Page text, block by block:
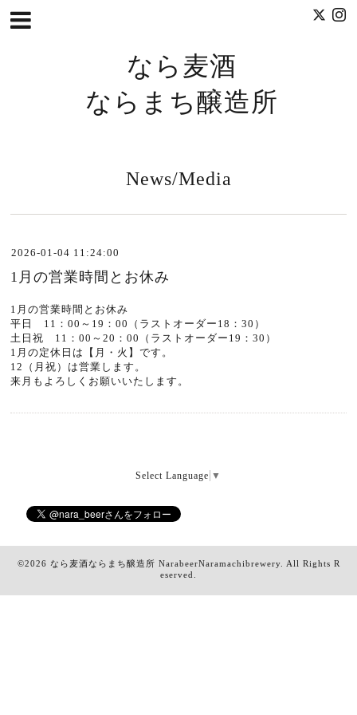
なら麦酒
ならまち醸造所
News/Media
2026-01-04 11:24:00
1月の営業時間とお休み
1月の営業時間とお休み
平日 11：00～19：00（ラストオーダー18：30）
土日祝 11：00～20：00（ラストオーダー19：30）
1月の定休日は【月・火】です。
12（月祝）は営業します。
来月もよろしくお願いいたします。
Select Language ▼
©2026 なら麦酒ならまち醸造所 NarabeerNaramachibrewery. All Rights R
eserved.